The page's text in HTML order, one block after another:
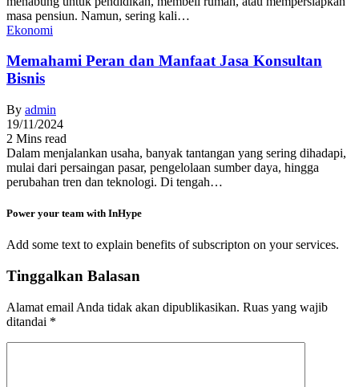
masa pensiun. Namun, sering kali…
Ekonomi
Memahami Peran dan Manfaat Jasa Konsultan
Bisnis
By admin
19/11/2024
2 Mins read
Dalam menjalankan usaha, banyak tantangan yang sering dihadapi,
mulai dari persaingan pasar, pengelolaan sumber daya, hingga
perubahan tren dan teknologi. Di tengah…
Power your team with InHype
Add some text to explain benefits of subscripton on your services.
Tinggalkan Balasan
Alamat email Anda tidak akan dipublikasikan. Ruas yang wajib
ditandai *